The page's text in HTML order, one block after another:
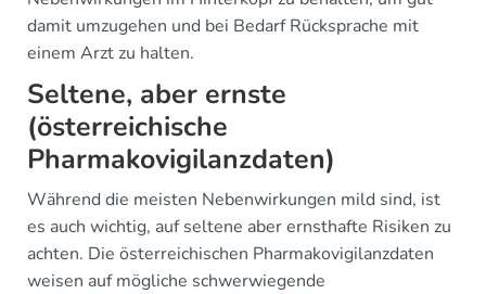
damit umzugehen und bei Bedarf Rücksprache mit
einem Arzt zu halten.
Seltene, aber ernste
(österreichische
Pharmakovigilanzdaten)
Während die meisten Nebenwirkungen mild sind, ist
es auch wichtig, auf seltene aber ernsthafte Risiken zu
achten. Die österreichischen Pharmakovigilanzdaten
weisen auf mögliche schwerwiegende